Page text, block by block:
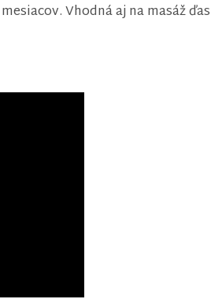
Vhodná aj na masáž